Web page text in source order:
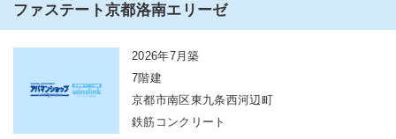
ファステート京都洛南エリーゼ
2026年7月築
7階建
京都市南区東九条西河辺町
鉄筋コンクリート